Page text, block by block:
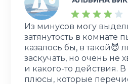
Из минусов могу
затянутость в комнате
казалось бы, в такой😈
заскучать, но очень не
и какого-то действия.
плюсы, которые